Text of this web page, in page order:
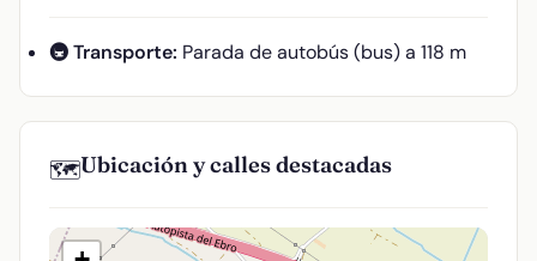
🚇 Transporte: Parada de autobús (bus) a 118 m
🗺️Ubicación y calles destacadas